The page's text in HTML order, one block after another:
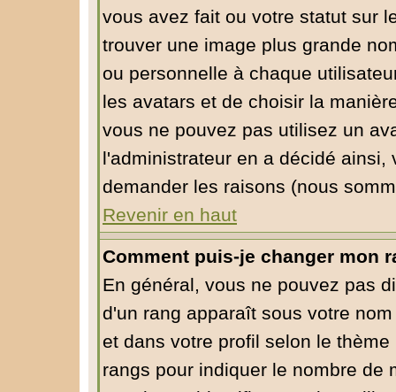
vous avez fait ou votre statut sur
trouver une image plus grande
ou personnelle à chaque
les avatars et de choisir la
vous ne pouvez pas utilisez un
l'administrateur en a décidé
demander les raisons (nous
Revenir en haut
Comment puis-je changer mon
En général, vous ne pouvez pas
d'un rang apparaît sous votre
et dans votre profil selon le
rangs pour indiquer le nombre de